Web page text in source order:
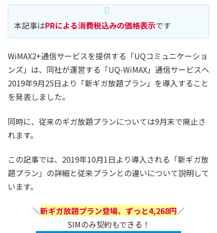
本記事はPRによる消費税込みの価格表示です
WiMAX2+通信サービスを提供する「UQコミュニケーショ
ンズ」は、同社が運営する「UQ-WiMAX」通信サービスへ
2019年9月25日より「新ギガ放題プラン」を導入すること
を発表しました。
同時に、従来のギガ放題プランについては9月末で廃止さ
れます。
この記事では、2019年10月1日より導入される「新ギガ放
題プラン」の詳細と従来プランとの違いについて説明して
います。
＼新ギガ放題プラン登場、ずっと4,268円／
SIMのみ契約もできる！